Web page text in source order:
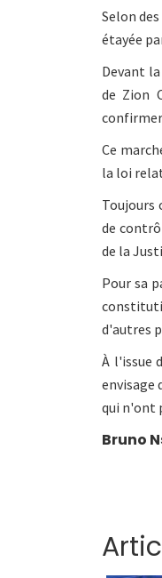
Selon
étayée
Devant
de Zion
Ce
la loi
Toujours
de
de la
Pour sa
d'autres
À l'issue
envisage
qui n'ont
Bruno